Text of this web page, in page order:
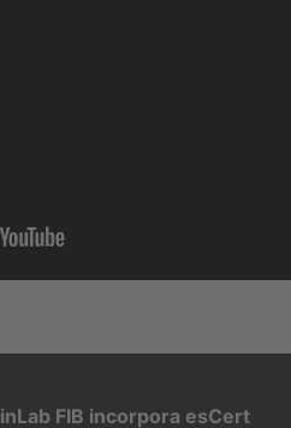
inLab FIB incorpora esCert